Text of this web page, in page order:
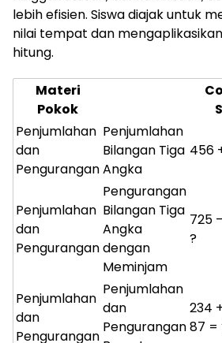
lebih efisien. Siswa diajak untuk
nilai tempat dan
hitung.
Materi
Pokok
Penjumlahan
dan
Pengurangan
Penjumlahan
Bilangan Tiga
Angka
456
Penjumlahan
dan
Pengurangan
Pengurangan
Bilangan Tiga
Angka
dengan
Meminjam
725
?
Penjumlahan
dan
Pengurangan
Penjumlahan
dan
Pengurangan
234
87 =